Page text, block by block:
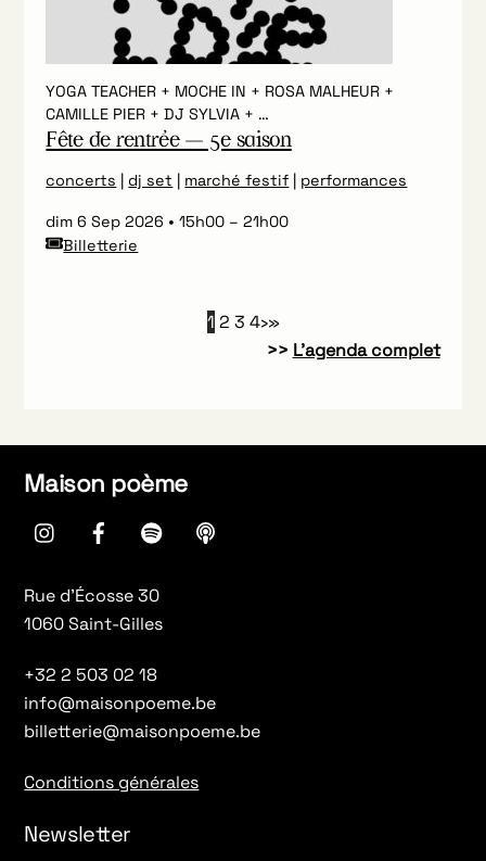
YOGA TEACHER + MOCHE IN + ROSA MALHEUR +
CAMILLE PIER + DJ SYLVIA + …
Fête de rentrée — 5e saison
concerts |dj set | marché festif | performances
dim 6 Sep 2026 15h00 –21h00
Billetterie
1 2 3 4›»
>> L’agenda complet
Maison poème
instagramFacebookspotify
Rue d’Écosse 30
1060 Saint-Gilles
+32 2 503 02 18
info@maisonpoeme.be
billetterie@maisonpoeme.be
Conditions générales
Newsletter